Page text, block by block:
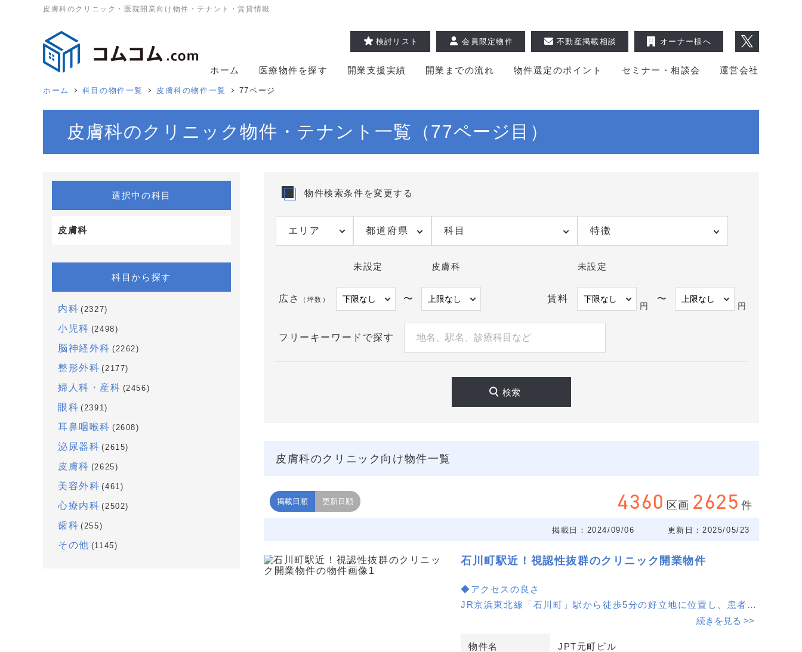
皮膚科のクリニック・医院開業向け物件・テナント・賃貸情報
ホーム 医療物件を探す 開業支援実績 開業までの流れ 物件選定のポイント セミナー・相談会 運営会社
検討リスト 会員限定物件 不動産掲載相談 オーナー様へ
ホーム 科目の物件一覧 皮膚科の物件一覧 77ページ
皮膚科のクリニック物件・テナント一覧（77ページ目）
選択中の科目
皮膚科
科目から探す
内科 (2327)
小児科 (2498)
脳神経外科 (2262)
整形外科 (2177)
婦人科・産科 (2456)
眼科 (2391)
耳鼻咽喉科 (2608)
泌尿器科 (2615)
皮膚科 (2625)
美容外科 (461)
心療内科 (2502)
歯科 (255)
その他 (1145)
物件検索条件を変更する
都道府県
未設定
科目
皮膚科
特徴
未設定
広さ （坪数） 〜 賃料
円
〜
円
フリーキーワードで探す
検索
皮膚科のクリニック向け物件一覧
4360 区画 2625 件
掲載日順 更新日順
掲載日：2024/09/06 更新日：2025/05/23
石川町駅近！視認性抜群のクリニック開業物件
◆アクセスの良さ
JR京浜東北線「石川町」駅から徒歩5分の好立地に位置し、患者様
にとって通いやすい環境を提供します。駅からのアクセスが良いた
続きを見る >>
物件名 JPT元町ビル